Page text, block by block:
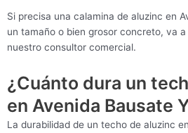
Si precisa una calamina de aluzinc en
un tamaño o bien grosor concreto, va
nuestro consultor comercial.
¿Cuánto dura un
en Avenida Bausate
La durabilidad de un techo de aluzinc